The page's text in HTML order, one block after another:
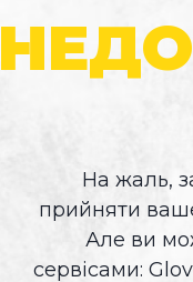
На жаль,
прийняти
Але ви
сервісами: